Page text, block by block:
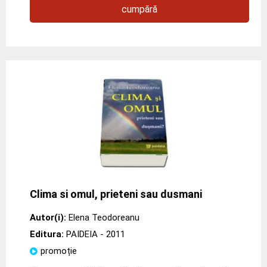
cumpără
Clima si omul, prieteni sau dusmani
Autor(i): Elena Teodoreanu
Editura: PAIDEIA - 2011
promoție